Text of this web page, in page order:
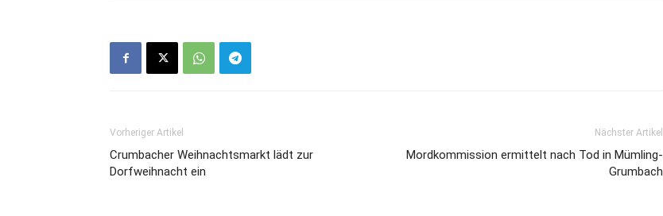
Vorheriger Artikel
Crumbacher Weihnachtsmarkt lädt zur
Dorfweihnacht ein
Nächster Artikel
Mordkommission ermittelt nach Tod in Mümling-
Grumbach